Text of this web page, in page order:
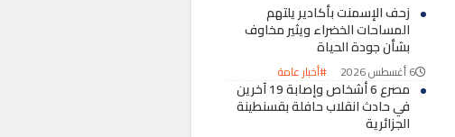
زحف الإسمنت بأكادير يلتهم
المساحات الخضراء ويثير مخاوف
بشأن جودة الحياة
6 أغسطس 2026 #أخبار عامة
مصرع 6 أشخاص وإصابة 19 آخرين
في حادث انقلاب حافلة بقسنطينة
الجزائرية